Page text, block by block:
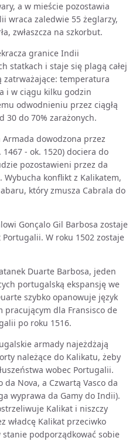
a w mieście pozostawia
wraca zaledwie 55 żeglarzy,
zwłaszcza na szkorbut.
granice Indii
statkach i staje się plagą całej
zatrważające: temperatura
i w ciągu kilku godzin
odwodnieniu przez ciągłą
30 do 70% zarażonych.
dowodzona przez
- ok. 1520) dociera do
pozostawieni przez da
Wybucha konflikt z Kalikatem,
który zmusza Cabrala do
Gonçalo Gil Barbosa zostaje
W roku 1502 zostaje
Duarte Barbosa, jeden
portugalską ekspansję we
szybko opanowuje język
pracującym dla Fransisco de
po roku 1516.
armady najeżdżają
należące do Kalikatu, żeby
wobec Portugalii.
da Nova, a Czwartą Vasco da
wyprawa da Gamy do Indii).
Kalikat i niszczy
władcę Kalikat przeciwko
podporządkować sobie